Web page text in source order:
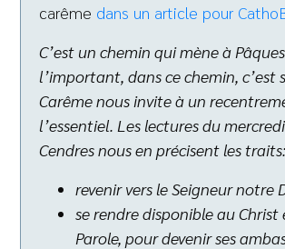
carême dans un article pour
C’est un chemin qui mène à
l’important, dans ce chemin, c’est
Carême nous invite à un
l’essentiel. Les lectures du
Cendres nous en précisent les traits:
revenir vers le Seigneur notre
se rendre disponible au Christ
Parole, pour devenir ses